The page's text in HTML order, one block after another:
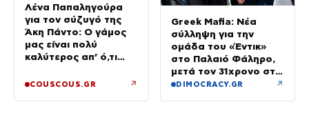
Λένα Παπαληγούρα
για τον σύζυγό της
Άκη Πάντο: Ο γάμος
μας είναι πολύ
καλύτερος απ’ ό,τι
COUSCOUS.GR ↗
Greek Mafia: Νέα
σύλληψη για την
ομάδα του «Έντικ»
στο Παλαιό Φάληρο,
μετά τον 31χρονο στη
Γερμανία
DIMOCRACY.GR ↗